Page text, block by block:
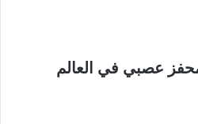
عصبي في العالم